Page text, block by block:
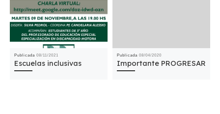
Publicada 08/11/2021
Escuelas inclusivas
Publicada 08/04/2020
Importante PROGRESAR